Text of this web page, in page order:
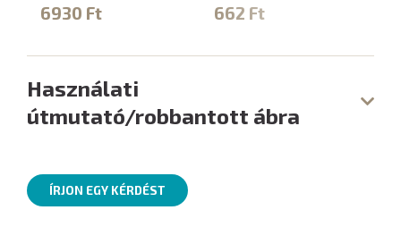
6930 Ft 662 Ft
Használati
útmutató/robbantott ábra
ÍRJON EGY KÉRDÉST